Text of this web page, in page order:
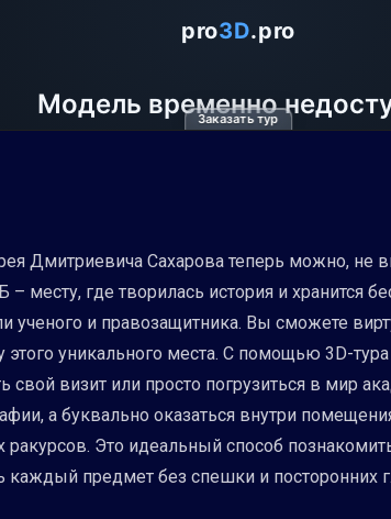
Заказать тур
Дмитриевича Сахарова теперь можно, не
месту, где творилась история и хранится
и правозащитника. Вы сможете
уникального места. С помощью 3D-
свой визит или просто погрузиться в мир
а буквально оказаться внутри
Это идеальный способ
каждый предмет без спешки и посторонних